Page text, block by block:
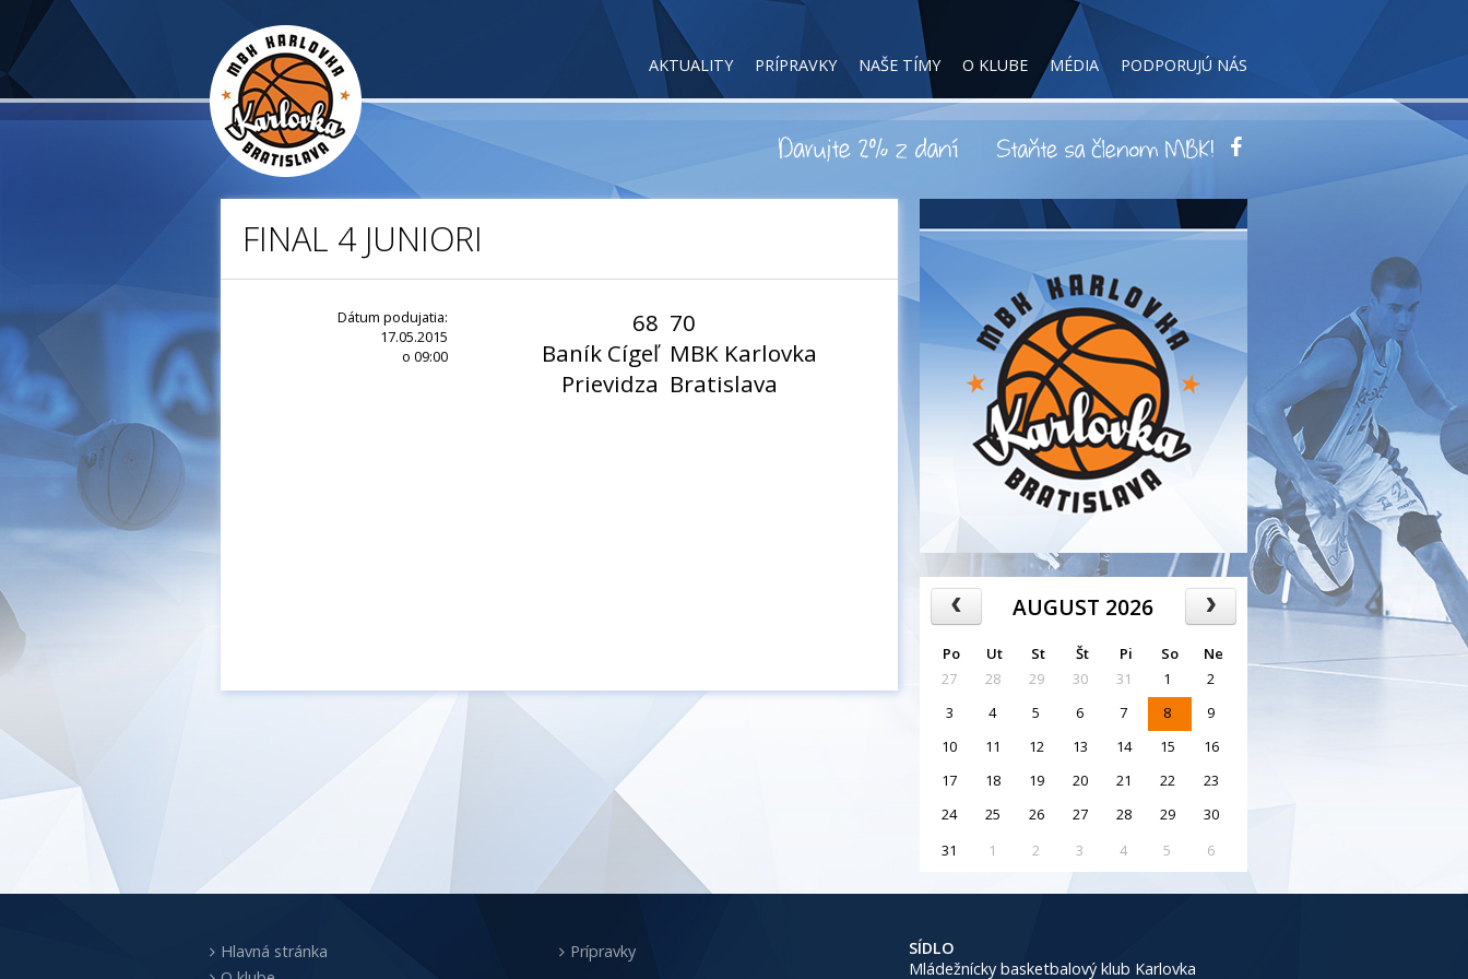
AKTUALITY PRÍPRAVKY NAŠE TÍMY O KLUBE MÉDIA PODPORUJÚ NÁS
FINAL 4 JUNIORI
Dátum podujatia:
17.05.2015
o 09:00
68
Baník Cígeľ
Prievidza
70
MBK Karlovka
Bratislava
AUGUST 2026
Po Ut St Št Pi So
Ne
27
28 29 30 31 1
2
3
4 5 6 7 8
9
10
11 12 13 14 15
16
17
18 19 20 21 22
23
24
25 26 27 28 29
30
31
1 2 3 4 5 6
Hlavná stránka
Prípravky
SÍDLO
Mládežnícky basketbalový klub Karlovka